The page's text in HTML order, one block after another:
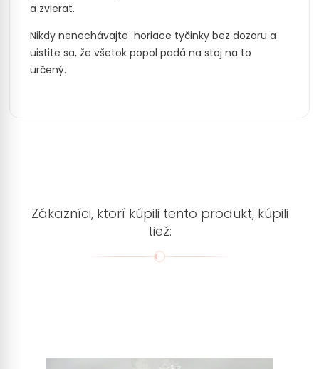
a zvierat.
Nikdy nenechávajte horiace tyčinky bez dozoru a
uistite sa, že všetok popol padá na stoj na to
určený.
Zákazníci, ktorí kúpili tento produkt, kúpili
tiež: